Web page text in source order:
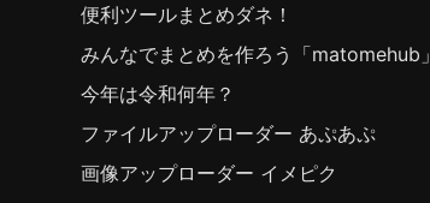
便利ツールまとめダネ！
みんなでまとめを作ろう「matomehub」
今年は令和何年？
ファイルアップローダー あぷあぷ
画像アップローダー イメピク